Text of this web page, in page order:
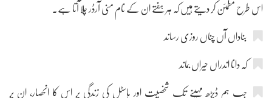
اس طرح مطمئن کر دیتے ہیں کہ ہر ہفتے ان کے نام منی آرڈر چلا آتا ہے۔
بناداں آں چناں روزی رساند
کہ دانا اندراں حیراں بماند
جب ہم ڈیڑھ مہینے تک شخصیت اور ہاسٹل کی زندگی پر اس کا انحصار، ان پر